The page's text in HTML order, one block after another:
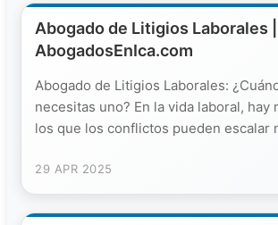
Abogado de Litigios Laborales |
AbogadosEnIca.com
Abogado de Litigios Laborales:
necesitas uno? En la vida laboral, hay
los que los conflictos pueden escalar
29 APR 2025